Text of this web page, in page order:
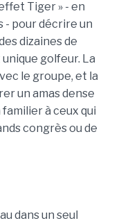
Tiger » - en
- pour décrire un
dizaines de
golfeur. La
le groupe, et la
un amas dense
à ceux qui
congrès ou de
dans un seul